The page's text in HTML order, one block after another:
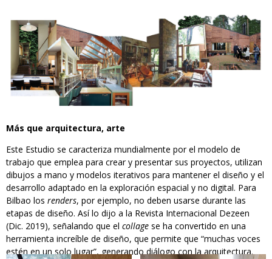
Más que arquitectura, arte
Este Estudio se caracteriza mundialmente por el modelo de
trabajo que emplea para crear y presentar sus proyectos, utilizan
dibujos a mano y modelos iterativos para mantener el diseño y el
desarrollo adaptado en la exploración espacial y no digital. Para
Bilbao los renders, por ejemplo, no deben usarse durante las
etapas de diseño. Así lo dijo a la Revista Internacional Dezeen
(Dic. 2019), señalando que el collage se ha convertido en una
herramienta increíble de diseño, que permite que “muchas voces
estén en un solo lugar”, generando diálogo con la arquitectura.